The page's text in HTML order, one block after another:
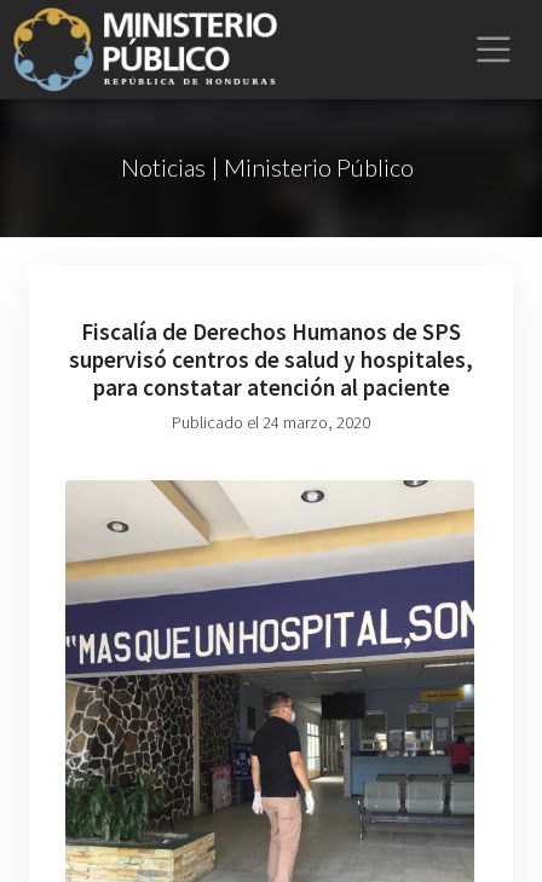
Noticias | Ministerio Público
Fiscalía de Derechos Humanos de SPS
supervisó centros de salud y hospitales,
para constatar atención al paciente
Publicado el 24 marzo, 2020